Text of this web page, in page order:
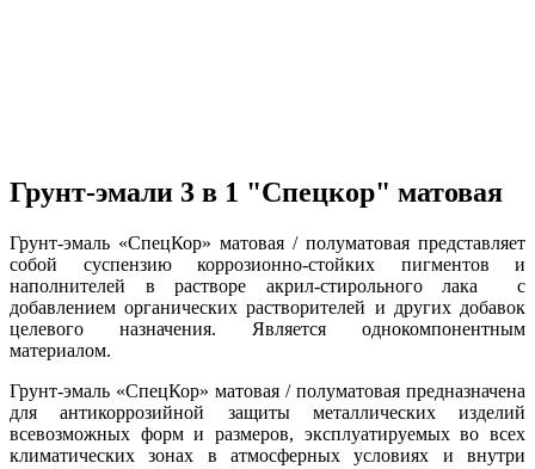
Грунт-эмали 3 в 1 "Спецкор" матовая
Грунт-эмаль «СпецКор» матовая / полуматовая представляет
собой суспензию коррозионно-стойких пигментов и
наполнителей в растворе акрил-стирольного лака с
добавлением органических растворителей и других добавок
целевого назначения. Является однокомпонентным
материалом.
Грунт-эмаль «СпецКор» матовая / полуматовая предназначена
для антикоррозийной защиты металлических изделий
всевозможных форм и размеров, эксплуатируемых во всех
климатических зонах в атмосферных условиях и внутри